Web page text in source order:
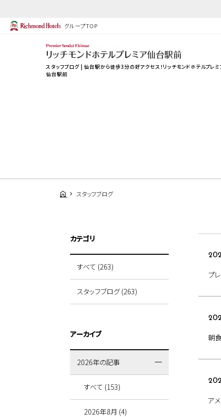
グループTOP
スタッフブログ | 仙台駅から徒歩3分の好アクセス！リッチモンドホテルプレミ
仙台駅前
スタッフブログ
プ
朝
ア
カテゴリ
すべて (263)
スタッフブログ (263)
アーカイブ
2026年の記事
すべて (153)
2026年8月 (4)